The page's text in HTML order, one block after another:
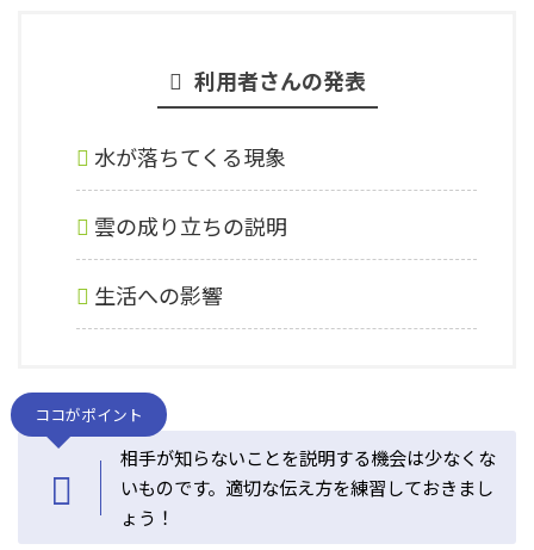
利用者さんの発表
水が落ちてくる現象
雲の成り立ちの説明
生活への影響
ココがポイント
相手が知らないことを説明する機会は少なくな
いものです。適切な伝え方を練習しておきまし
ょう！